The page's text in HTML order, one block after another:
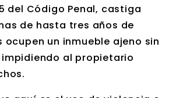
del Código Penal, castiga
de hasta tres años de
ocupen un inmueble ajeno sin
al propietario